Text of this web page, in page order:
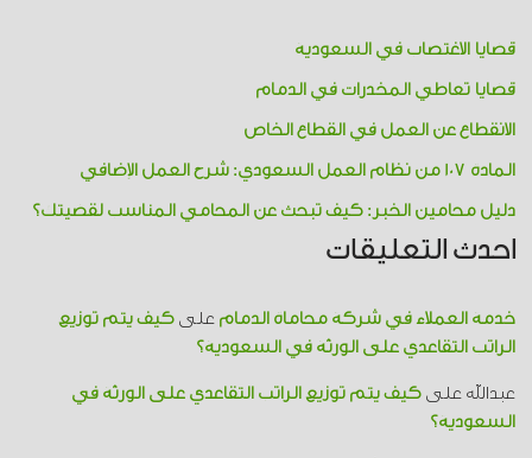
قضايا الاغتصاب في السعودية
قضايا تعاطي المخدرات​ في الدمام
الانقطاع عن العمل في القطاع الخاص
المادة 107 من نظام العمل السعودي: شرح العمل الإضافي
دليل محامين الخبر: كيف تبحث عن المحامي المناسب لقضيتك؟
احدث التعليقات
خدمة العملاء في شركة محاماة الدمام علىكيف يتم توزيع
الراتب التقاعدي على الورثة في السعودية؟
عبدالله علىكيف يتم توزيع الراتب التقاعدي على الورثة في
السعودية؟